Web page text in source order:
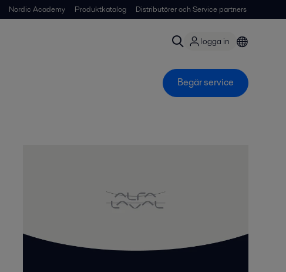
Nordic Academy Produktkatalog Distributörer och Service partners
logga in
Begär service